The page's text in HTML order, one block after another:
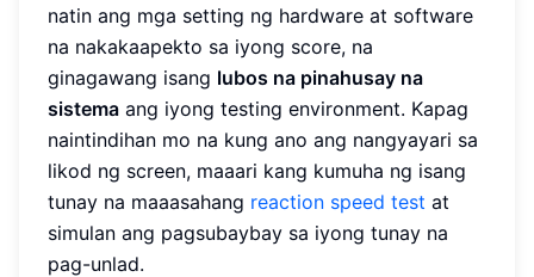
natin ang mga setting ng hardware at software
na nakakaapekto sa iyong score, na
ginagawang isang lubos na pinahusay na
sistema ang iyong testing environment. Kapag
naintindihan mo na kung ano ang nangyayari sa
likod ng screen, maaari kang kumuha ng isang
tunay na maaasahang reaction speed test at
simulan ang pagsubaybay sa iyong tunay na
pag-unlad.